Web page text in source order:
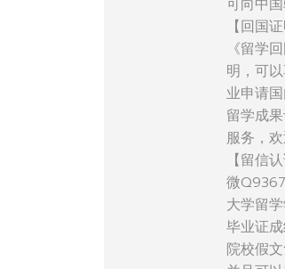
可向中
【回国
《留学
明，可
业申请
留学成
服务，
【留信
微
大学留
毕业证
院校假